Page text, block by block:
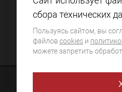
сбора технических
Пользуясь сайтом, вы
файлов cookies и
можете запретить